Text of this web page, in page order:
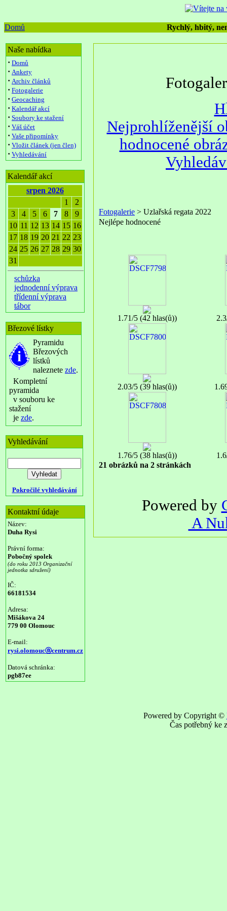
Domů Rychlý, hbitý,
Naše nabídka
· Domů
· Ankety
· Archiv článků
· Fotogalerie
· Geocaching
· Kalendář akcí
· Soubory ke stažení
· Váš účet
· Vaše připomínky
· Vložit článek (jen člen)
· Vyhledávání
Kalendář akcí
srpen 2026
1
2
3
4 5 6 7 8
9
10 11 12 13 14 15 16
17 18 19 20 21 22 23
24 25 26 27 28 29 30
31
schůzka
jednodenní výprava
třídenní výprava
tábor
Březové lístky
Pyramidu
Březových
lístků
naleznete zde.
Kompletní
pyramida
v souboru ke
stažení
je zde.
Vyhledávání
Pokročilé vyhledávání
Kontaktní údaje
Název:
Duha Rysi
Právní forma:
Pobočný spolek
(do roku 2013 Organizační
jednotka sdružení)
IČ:
66181534
Adresa:
Mišákova 24
779 00 Olomouc
E-mail:
rysi.olomoucⓐcentrum.cz
Datová schránka:
pgb87ee
Nejprohlíženější
hodnocené
Fotogalerie > Uzlařská regata 2022
Nejlépe hodnocené
1.71/5 (42 hlas(ů))
2.03/5 (39 hlas(ů))
1.76/5 (38 hlas(ů))
21 obrázků na 2 stránkách
Powered by
A
Powered by Copyright ©
Čas potřebný ke